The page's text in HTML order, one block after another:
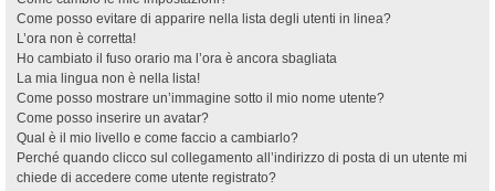
Come posso evitare di apparire nella lista degli utenti in linea?
L’ora non è corretta!
Ho cambiato il fuso orario ma l’ora è ancora sbagliata
La mia lingua non è nella lista!
Come posso mostrare un’immagine sotto il mio nome utente?
Come posso inserire un avatar?
Qual è il mio livello e come faccio a cambiarlo?
Perché quando clicco sul collegamento all’indirizzo di posta di un utente mi
chiede di accedere come utente registrato?